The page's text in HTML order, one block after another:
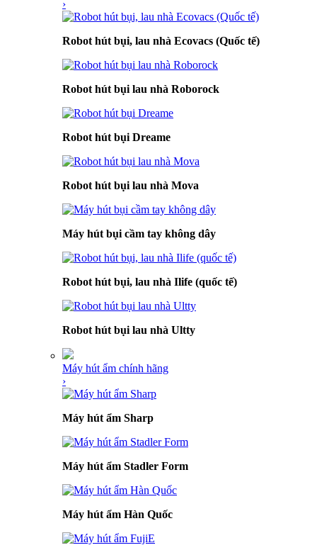
›
Robot hút bụi, lau nhà Ecovacs (Quốc tế)
Robot hút bụi lau nhà Roborock
Robot hút bụi Dreame
Robot hút bụi lau nhà Mova
Máy hút bụi cầm tay không dây
Robot hút bụi, lau nhà Ilife (quốc tế)
Robot hút bụi lau nhà Ultty
Máy hút ẩm chính hãng
›
Máy hút ẩm Sharp
Máy hút ẩm Stadler Form
Máy hút ẩm Hàn Quốc